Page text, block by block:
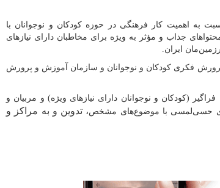
به اهمیت کار فرهنگی در حوزه کودکان و نوجوانان با
جذاب و مؤثر به ویژه برای مخاطبان دارای نیاز‌های
ایران.
فکری کودکان و نوجوانان و سازمان آموزش و پرورش
(کودکان و نوجوانان دارای نیاز‌های ویژه) و مربیان و
حسی‌لمسی با موضوع‌های مشخص، تدوین و به مراکز و